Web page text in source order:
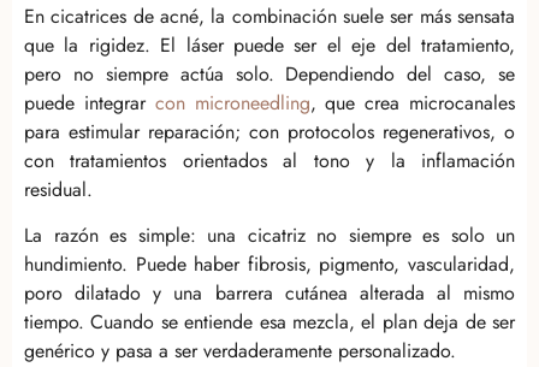
En cicatrices de acné, la combinación suele ser más sensata
que la rigidez. El láser puede ser el eje del tratamiento,
pero no siempre actúa solo. Dependiendo del caso, se
puede integrar con microneedling, que crea microcanales
para estimular reparación; con protocolos regenerativos, o
con tratamientos orientados al tono y la inflamación
residual.
La razón es simple: una cicatriz no siempre es solo un
hundimiento. Puede haber fibrosis, pigmento, vascularidad,
poro dilatado y una barrera cutánea alterada al mismo
tiempo. Cuando se entiende esa mezcla, el plan deja de ser
genérico y pasa a ser verdaderamente personalizado.